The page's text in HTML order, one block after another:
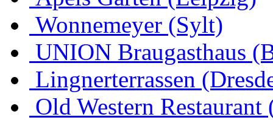
Wonnemeyer (Sylt)
UNION Braugasthaus
Lingnerterrassen
Old Western Restaurant